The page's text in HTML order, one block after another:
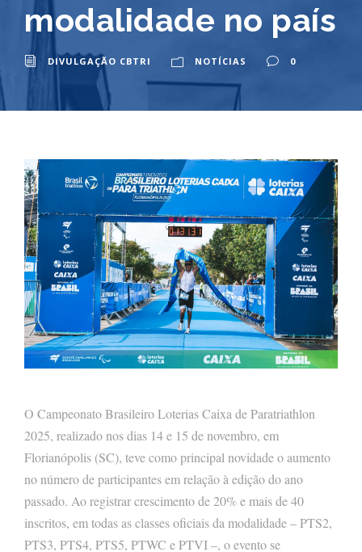
modalidade no país
DIVULGAÇÃO CBTRI NOTÍCIAS 0
O Campeonato Brasileiro Loterias Caixa de Paratriathlon
2025, realizado nos dias 14 e 15 de novembro, em
Florianópolis (SC), teve como principal novidade o aumento
no número de participantes em relação à edição do ano
passado. Ao registrar crescimento de 20% e mais de 40
inscritos, em todas as classes oficiais da modalidade – PTS2,
PTS3, PTS4, PTS5, PTWC e PTVI –, o evento se